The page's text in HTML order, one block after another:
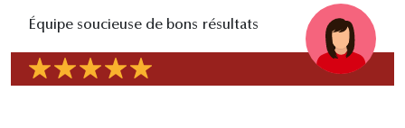
Équipe soucieuse de bons résultats